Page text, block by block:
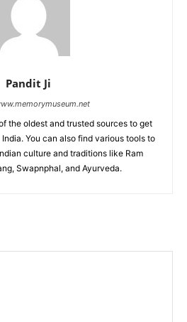
Pandit Ji
the oldest and trusted sources to get
You can also find various tools to
culture and traditions like Ram
Swapnphal, and Ayurveda.